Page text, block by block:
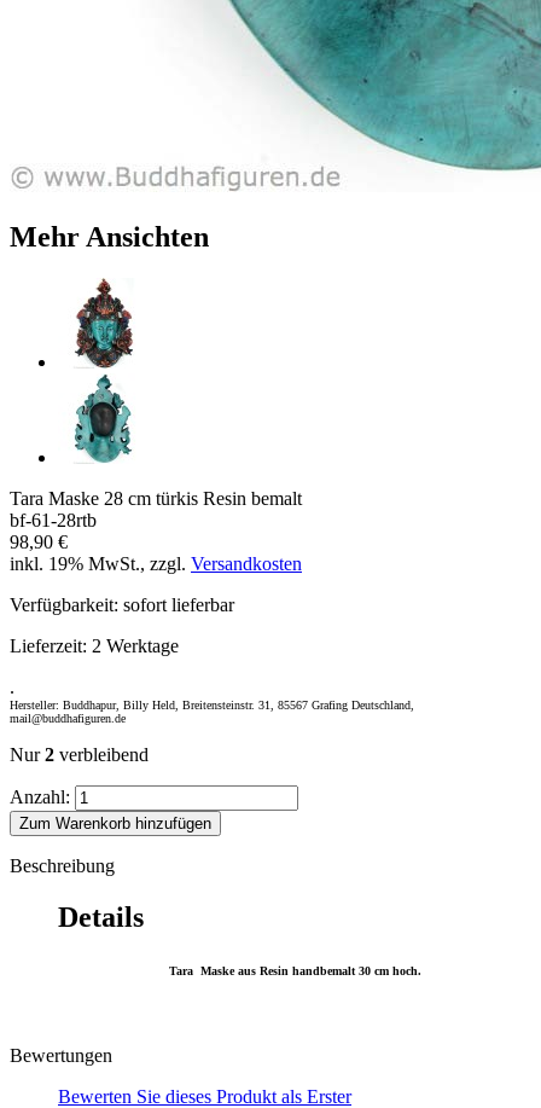
Mehr Ansichten
Tara Maske 28 cm türkis Resin bemalt
bf-61-28rtb
98,90 €
inkl. 19% MwSt., zzgl. Versandkosten
Verfügbarkeit: sofort lieferbar
Lieferzeit: 2 Werktage
.
Hersteller: Buddhapur, Billy Held, Breitensteinstr. 31, 85567 Grafing Deutschland,
mail@buddhafiguren.de
Nur2 verbleibend
Anzahl:
Zum Warenkorb hinzufügen
Beschreibung
Details
Tara Maske aus Resin handbemalt 30 cm hoch.
Bewertungen
Bewerten Sie dieses Produkt als Erster